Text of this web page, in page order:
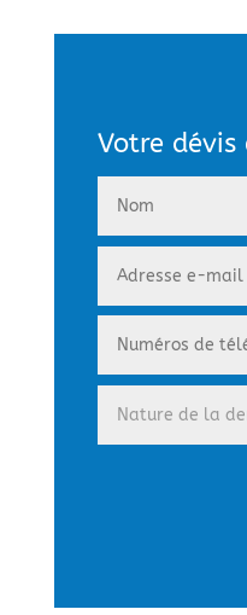
Votre dévis